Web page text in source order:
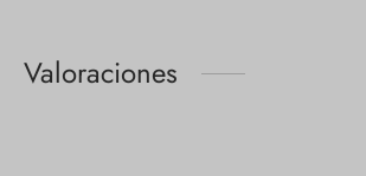
Valoraciones